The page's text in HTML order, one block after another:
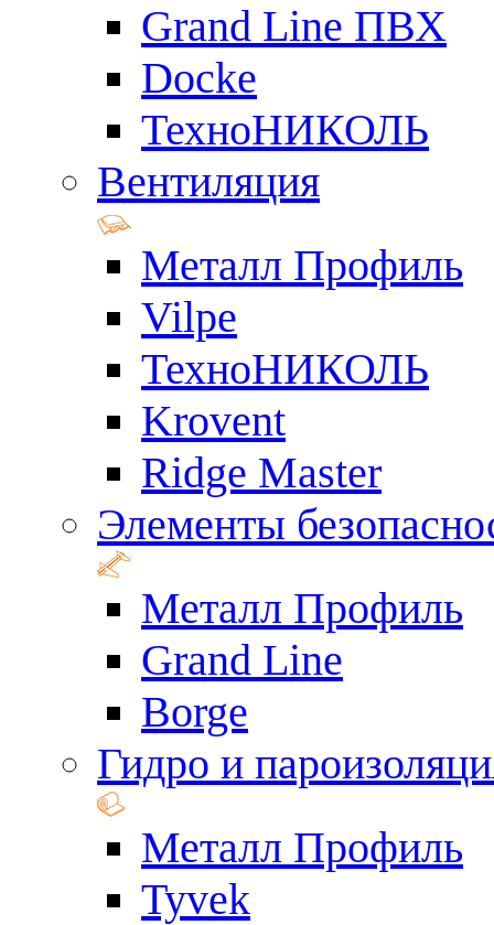
Grand Line ПВХ
Docke
ТехноНИКОЛЬ
Вентиляция
Металл Профиль
Vilpe
ТехноНИКОЛЬ
Krovent
Ridge Master
Элементы
Металл Профиль
Grand Line
Borge
Гидро и
Металл Профиль
Tyvek